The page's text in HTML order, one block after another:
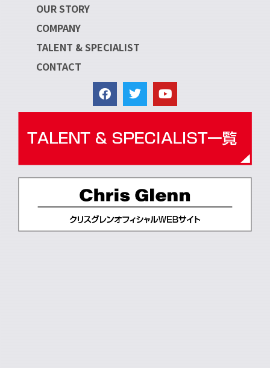
OUR STORY
COMPANY
TALENT & SPECIALIST
CONTACT